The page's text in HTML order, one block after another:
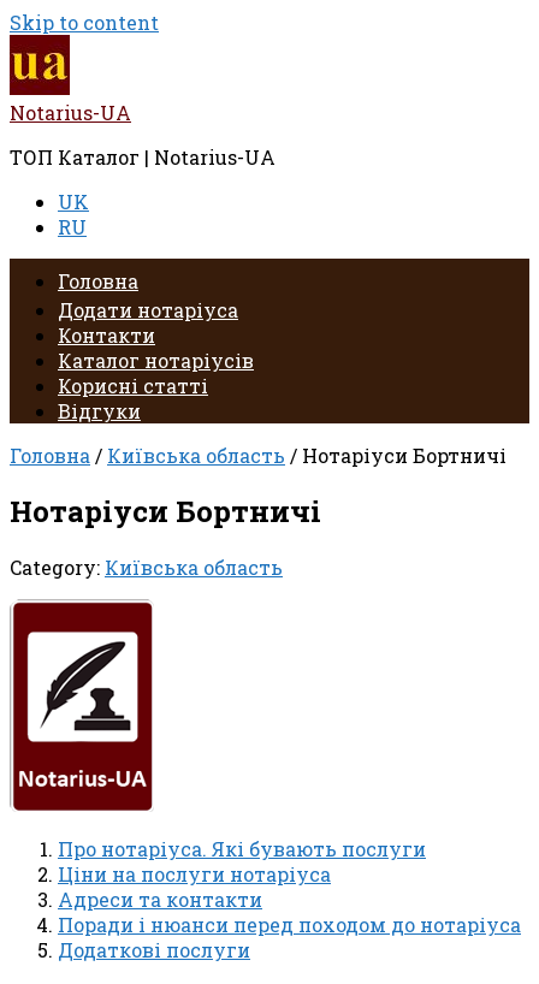
Skip to content
Notarius-UA
ТОП Каталог | Notarius-UA
UK
RU
Головна
Додати нотаріуса
Контакти
Каталог нотаріусів
Корисні статті
Відгуки
Головна / Київська область / Нотаріуси Бортничі
Нотаріуси Бортничі
Category: Київська область
Про нотаріуса. Які бувають послуги
Ціни на послуги нотаріуса
Адреси та контакти
Поради і нюанси перед походом до нотаріуса
Додаткові послуги